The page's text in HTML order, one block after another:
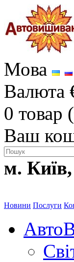
Мова
Валюта
0 товар
Ваш
м. Київ,
Новини Послуги